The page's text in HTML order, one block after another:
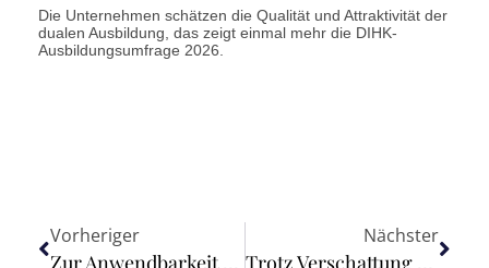
Die Unternehmen schätzen die Qualität und Attraktivität der
dualen Ausbildung, das zeigt einmal mehr die DIHK-
Ausbildungsumfrage 2026.
Vorheriger Nächster